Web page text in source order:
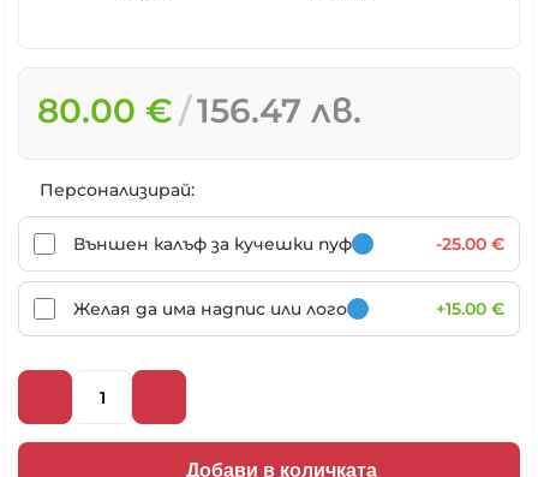
80.00 € 156.47 лв.
Персонализирай:
Външен калъф за кучешки пуф -25.00 €
Желая да има надпис или лого +15.00 €
Добави в количката